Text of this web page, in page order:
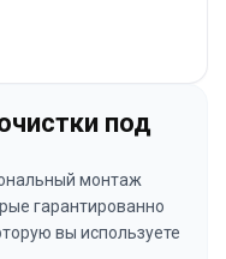
под
монтаж
гарантированно
вы используете